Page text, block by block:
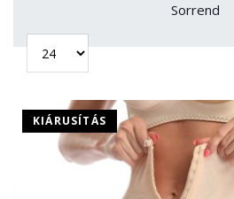
Sorrend
KIÁRUSÍTÁS